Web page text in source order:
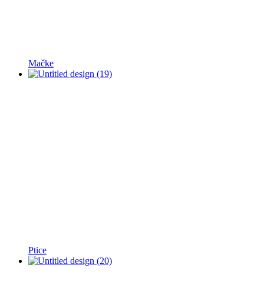
Mačke
Ptice